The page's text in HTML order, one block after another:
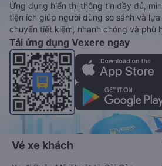
Ứng dụng hiển thị thông tin đầy đủ,
tiện ích giúp người dùng so sánh và
chuyển tiết kiệm, nhanh chóng và phù
Tải ứng dụng Vexere ngay
Vé xe khách